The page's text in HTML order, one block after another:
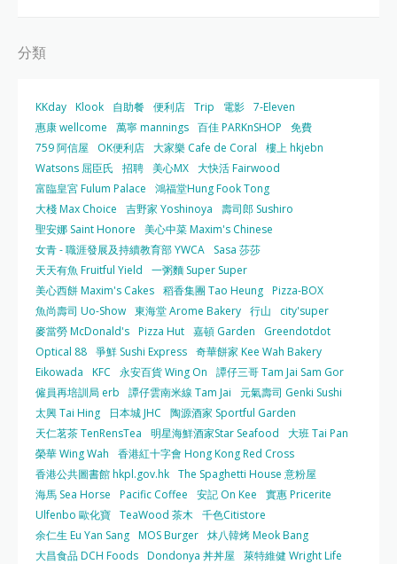
分類
KKday Klook 自助餐 便利店 Trip 電影 7-Eleven
惠康 wellcome
萬寧 mannings 百佳 PARKnSHOP
免費
759 阿信屋
OK便利店 大家樂 Cafe de Coral
樓上 hkjebn
Watsons 屈臣氏
招聘 美心MX 大快活 Fairwood
富臨皇宮 Fulum Palace
鴻福堂Hung Fook Tong
大棧 Max Choice
吉野家 Yoshinoya
壽司郎 Sushiro
聖安娜 Saint Honore
美心中菜 Maxim's Chinese
女青 - 職涯發展及持續教育部 YWCA
Sasa 莎莎
天天有魚 Fruitful Yield
一粥麵 Super Super
美心西餅 Maxim's Cakes 稻香集團 Tao Heung Pizza-BOX
魚尚壽司 Uo-Show 東海堂 Arome Bakery 行山
city'super
麥當勞 McDonald's Pizza Hut 嘉頓 Garden
Greendotdot
Optical 88 爭鮮 Sushi Express 奇華餅家 Kee Wah Bakery
Eikowada
KFC 永安百貨 Wing On
譚仔三哥 Tam Jai Sam Gor
僱員再培訓局 erb
譚仔雲南米線 Tam Jai
元氣壽司 Genki Sushi
太興 Tai Hing
日本城 JHC
陶源酒家 Sportful Garden
天仁茗茶 TenRensTea
明星海鮮酒家Star Seafood
大班 Tai Pan
榮華 Wing Wah
香港紅十字會 Hong Kong Red Cross
香港公共圖書館 hkpl.gov.hk The Spaghetti House 意粉屋
海馬 Sea Horse
Pacific Coffee 安記 On Kee
實惠 Pricerite
Ulfenbo 歐化寶 TeaWood 茶木 千色Citistore
余仁生 Eu Yan Sang MOS Burger 炑八韓烤 Meok Bang
大昌食品 DCH Foods Dondonya 丼丼屋
萊特維健 Wright Life